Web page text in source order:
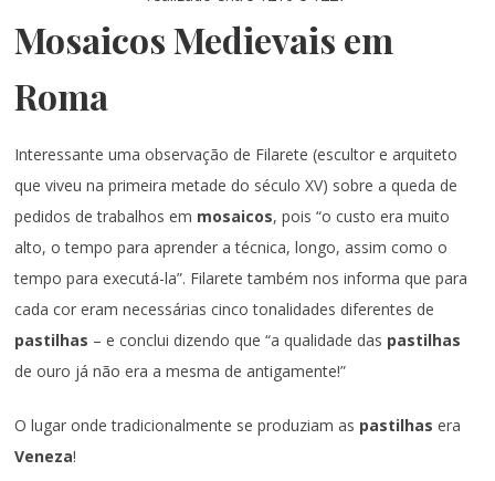
Mosaicos Medievais em
Roma
Interessante uma observação de Filarete (escultor e arquiteto
que viveu na primeira metade do século XV) sobre a queda de
pedidos de trabalhos em mosaicos, pois “o custo era muito
alto, o tempo para aprender a técnica, longo, assim como o
tempo para executá-la”. Filarete também nos informa que para
cada cor eram necessárias cinco tonalidades diferentes de
pastilhas – e conclui dizendo que “a qualidade das pastilhas
de ouro já não era a mesma de antigamente!”
O lugar onde tradicionalmente se produziam as pastilhasera
Veneza!